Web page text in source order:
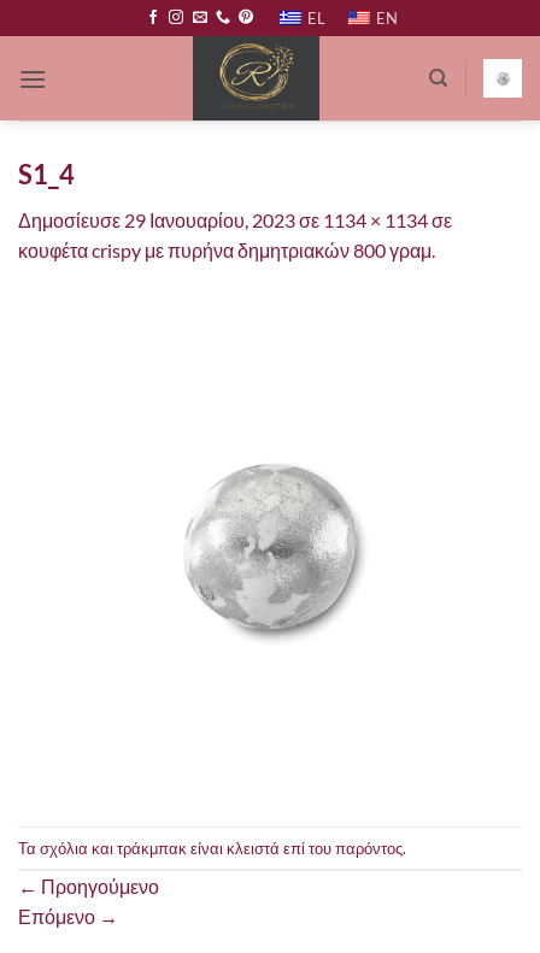
στο
περιεχόμενο
EL EN
S1_4
Δημοσίευσε 29 Ιανουαρίου, 2023σε 1134 × 1134σε
κουφέτα crispy με πυρήνα δημητριακών 800 γραμ.
Τα σχόλια και τράκμπακ είναι κλειστά επί του παρόντος.
← Προηγούμενο
Επόμενο →